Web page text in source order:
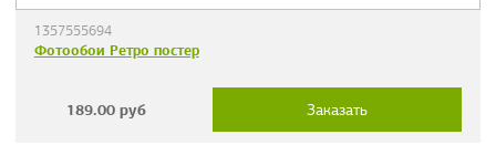
1357555694
Фотообои Ретро постер
189.00 руб Заказать